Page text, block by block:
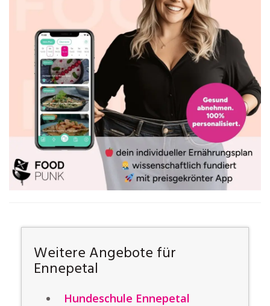
Weitere Angebote für
Ennepetal
Hundeschule Ennepetal